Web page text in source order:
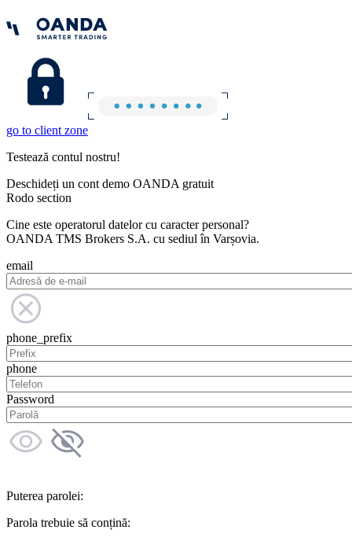
go to client zone
Testează contul nostru!
Deschideți un cont demo OANDA gratuit
Rodo section
Cine este operatorul datelor cu caracter personal?
OANDA TMS Brokers S.A. cu sediul în Varșovia.
email
phone_prefix
phone
Password
Puterea parolei:
Parola trebuie să conțină: